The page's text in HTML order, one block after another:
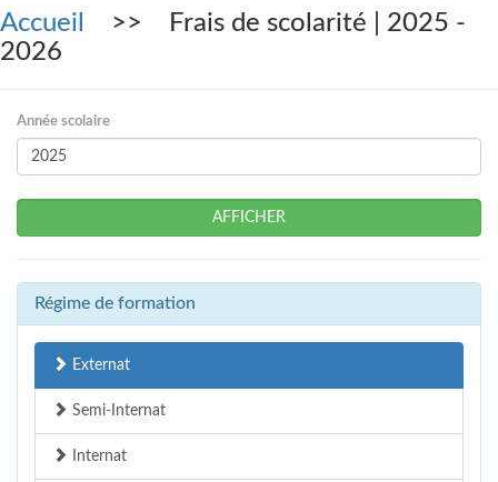
Accueil
>> Frais de scolarité | 2025 -
2026
Année scolaire
AFFICHER
Régime de formation
Externat
Semi-Internat
Internat